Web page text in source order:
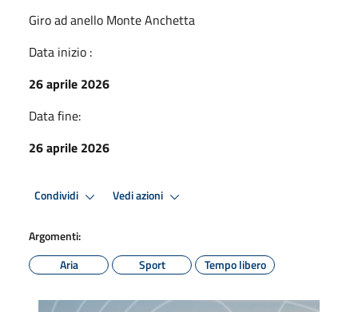
Giro ad anello Monte Anchetta
Data inizio :
26 aprile 2026
Data fine:
26 aprile 2026
Condividi Vedi azioni
Argomenti:
Aria
Sport Tempo libero